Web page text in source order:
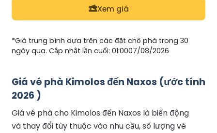
Xem giá
*Giá trung bình dựa trên các đặt chỗ phà trong 30
ngày qua. Cập nhật lần cuối: 01:0007/08/2026
Giá vé phà Kimolos đến Naxos (ước tính
2026 )
Giá vé phà cho Kimolos đến Naxos là biến động
và thay đổi tùy thuộc vào nhu cầu, số lượng vé